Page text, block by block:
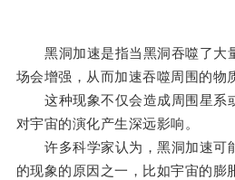
黑洞加速是指当黑洞吞噬了大
场会增强，从而加速吞噬周围的物
这种现象不仅会造成周围星系
对宇宙的演化产生深远影响。
许多科学家认为，黑洞加速可
的现象的原因之一，比如宇宙的膨